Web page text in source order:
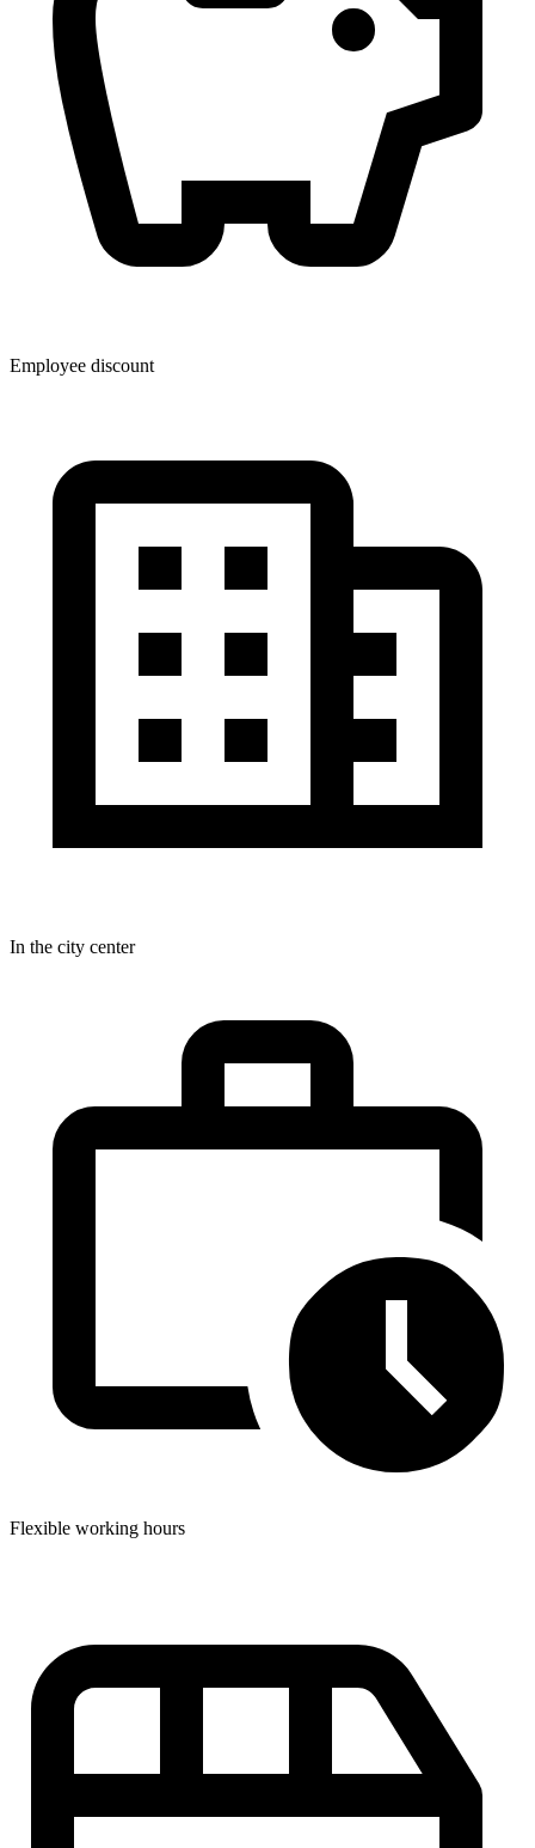
Employee discount
In the city center
Flexible working hours